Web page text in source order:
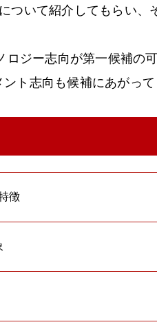
ついて紹介してもらい、
ジー志向が第一候補の
ト志向も候補にあがって
徴